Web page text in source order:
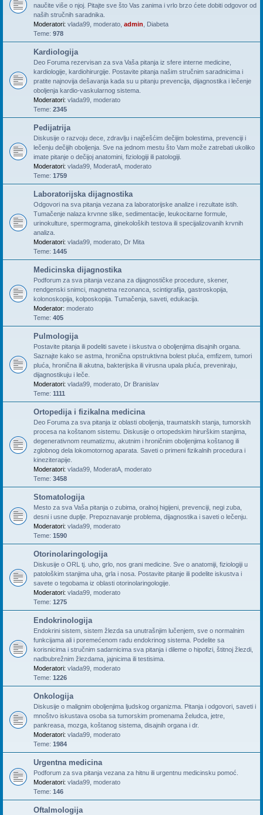
naučite više o njoj. Pitajte sve što Vas zanima i vrlo brzo ćete dobiti odgovor od
naših stručnih saradnika.
Moderatori: vlada99 moderato admin
Diabeta
Teme: 978
Kardiologija
Deo Foruma rezervisan za sva Vaša pitanja iz sfere interne medicine,
kardiologije, kardiohirurgije. Postavite pitanja našim stručnim saradnicima i
pratite najnovija dešavanja kada su u pitanju prevencija, dijagnostika i lečenje
oboljenja kardio-vaskularnog sistema.
Moderatori: vlada99 moderato
Teme: 2345
Pedijatrija
Diskusije o razvoju dece, zdravlju i najčešćim dečijim bolestima, prevenciji i
lečenju dečijih oboljenja. Sve na jednom mestu što Vam može zatrebati ukoliko
imate pitanje o dečijoj anatomini, fiziologiji ili patologiji.
Moderatori: vlada99 ModeratA moderato
Teme: 1759
Laboratorijska dijagnostika
Odgovori na sva pitanja vezana za laboratorijske analize i rezultate istih.
Tumačenje nalaza krvnne slike, sedimentacije, leukocitarne formule,
urinokulture, spermograma, ginekoloških testova ili specijalizovanih krvnih
analiza.
Moderatori: vlada99 moderato Dr Mita
Teme: 1445
Medicinska dijagnostika
Podforum za sva pitanja vezana za dijagnostičke procedure, skener,
rendgenski snimci, magnetna rezonanca, scintigrafija, gastroskopija,
kolonoskopija, kolposkopija. Tumačenja, saveti, edukacija.
Moderator: moderato
Teme: 405
Pulmologija
Postavite pitanja ili podeliti savete i iskustva o oboljenjima disajnih organa.
Saznajte kako se astma, hronična opstruktivna bolest pluća, emfizem, tumori
pluća, hronična ili akutna, bakterijska ili virusna upala pluća, preveniraju,
dijagnostikuju i leče.
Moderatori: vlada99 moderato Dr Branislav
Teme: 1111
Ortopedija i fizikalna medicina
Deo Foruma za sva pitanja iz oblasti oboljenja, traumatskih stanja, tumorskih
procesa na koštanom sistemu. Diskusije o ortopedskim hirurškim stanjima,
degenerativnom reumatizmu, akutnim i hroničnim oboljenjima koštanog ili
zglobnog dela lokomotornog aparata. Saveti o primeni fizikalnih procedura i
kineziterapije.
Moderatori: vlada99 ModeratA moderato
Teme: 3458
Stomatologija
Mesto za sva Vaša pitanja o zubima, oralnoj higijeni, prevenciji, negi zuba,
desni i usne duplje. Prepoznavanje problema, dijagnostika i saveti o lečenju.
Moderatori: vlada99 moderato
Teme: 1590
Otorinolaringologija
Diskusije o ORL tj. uho, grlo, nos grani medicine. Sve o anatomiji, fiziologiji u
patološkim stanjima uha, grla i nosa. Postavite pitanje ili podelite iskustva i
savete o tegobama iz oblasti otorinolaringologije.
Moderatori: vlada99 moderato
Teme: 1275
Endokrinologija
Endokrini sistem, sistem žlezda sa unutrašnjim lučenjem, sve o normalnim
funkcijama ali i poremećenom radu endokrinog sistema. Podelite sa
korisnicima i stručnim sadarnicima sva pitanja i dileme o hipofizi, štitnoj žlezdi,
nadbubrežnim žlezdama, jajnicima ili testisima.
Moderatori: vlada99 moderato
Teme: 1226
Onkologija
Diskusije o malignim oboljenjima ljudskog organizma. Pitanja i odgovori, saveti i
mnoštvo iskustava osoba sa tumorskim promenama želudca, jetre,
pankreasa, mozga, koštanog sistema, disajnih organa i dr.
Moderatori: vlada99 moderato
Teme: 1984
Urgentna medicina
Podforum za sva pitanja vezana za hitnu ili urgentnu medicinsku pomoć.
Moderatori: vlada99 moderato
Teme: 146
Oftalmologija